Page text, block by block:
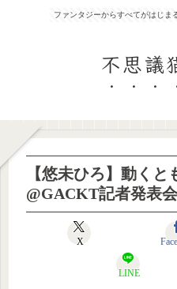
ファンタジーからすべてがはじま
不思議
【悠未ひろ】動くと
@GACKT記者発表会
X
LINE